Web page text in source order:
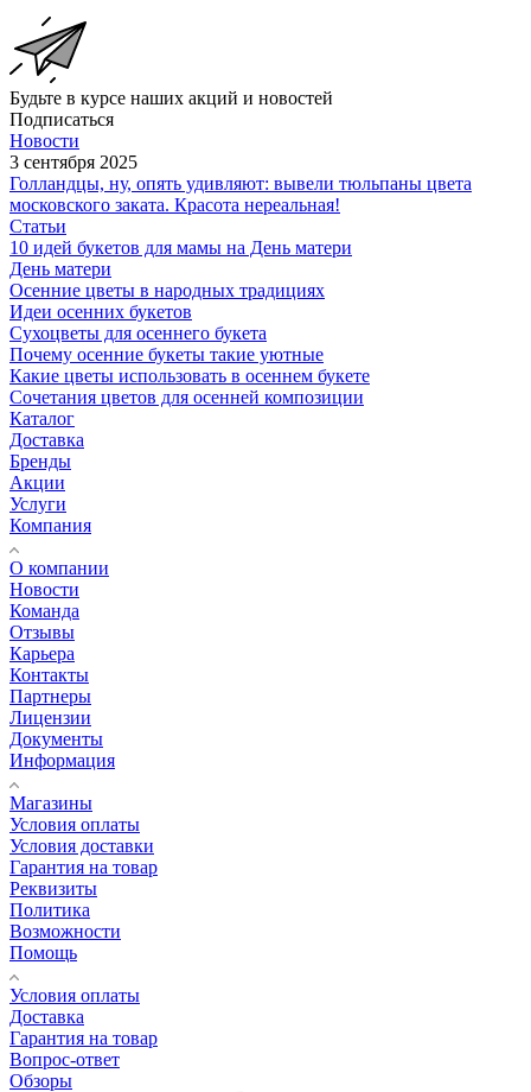
Будьте в курсе наших акций и новостей
Подписаться
Новости
3 сентября 2025
Голландцы, ну, опять удивляют: вывели тюльпаны цвета
московского заката. Красота нереальная!
Статьи
10 идей букетов для мамы на День матери
День матери
Осенние цветы в народных традициях
Идеи осенних букетов
Сухоцветы для осеннего букета
Почему осенние букеты такие уютные
Какие цветы использовать в осеннем букете
Сочетания цветов для осенней композиции
Каталог
Доставка
Бренды
Акции
Услуги
Компания
О компании
Новости
Команда
Отзывы
Карьера
Контакты
Партнеры
Лицензии
Документы
Информация
Магазины
Условия оплаты
Условия доставки
Гарантия на товар
Реквизиты
Политика
Возможности
Помощь
Условия оплаты
Доставка
Гарантия на товар
Вопрос-ответ
Обзоры